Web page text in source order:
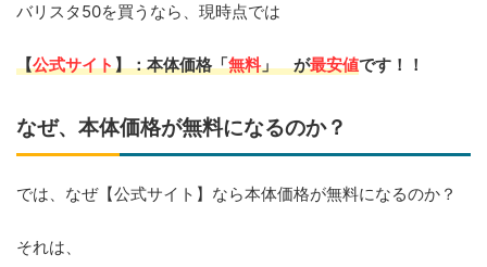
バリスタ50を買うなら、現時点では
【公式サイト】：本体価格「無料」 が最安値です！！
なぜ、本体価格が無料になるのか？
では、なぜ【公式サイト】なら本体価格が無料になるのか？
それは、